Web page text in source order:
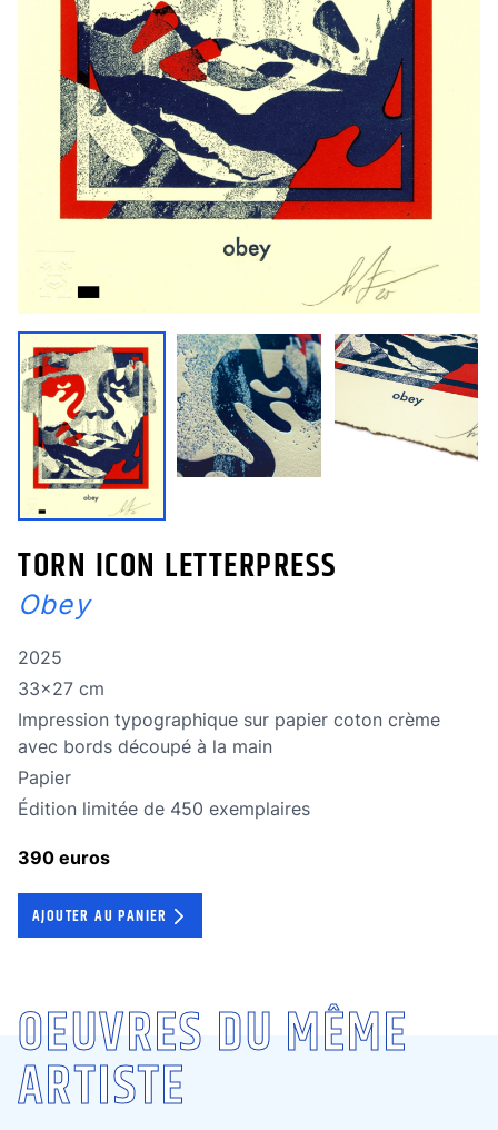
TORN ICON LETTERPRESS
Obey
Année de réalisation
2025
Dimensions
33x27 cm
Technique
Impression typographique sur papier coton crème
avec bords découpé à la main
Technique
Papier
édition limitée
Édition limitée de 450 exemplaires
390 euros
AJOUTER AU PANIER
OEUVRES DU MÊME
ARTISTE